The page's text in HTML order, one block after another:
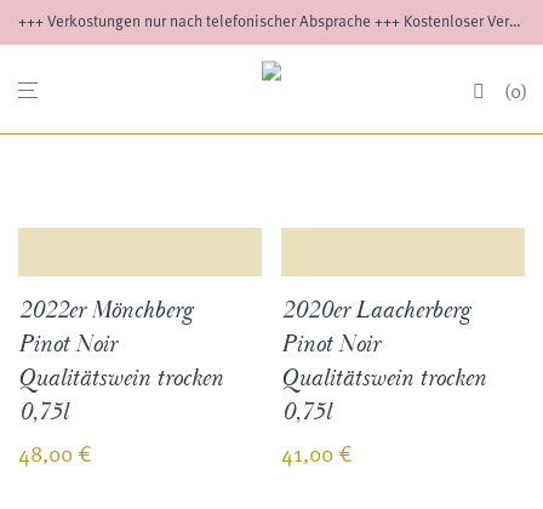
+++ Verkostungen nur nach telefonischer Absprache +++ Kostenloser Versand ab 12 Flaschen innerhalb Deutschlands +++ Versand außerhalb Deutschlands auf Anfrage
0
2022er Mönchberg
Pinot Noir
Qualitätswein trocken
0,75l
48,00 €
2020er Laacherberg
Pinot Noir
Qualitätswein trocken
0,75l
41,00 €